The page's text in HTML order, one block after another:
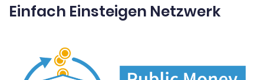
Einfach Einsteigen Netzwerk